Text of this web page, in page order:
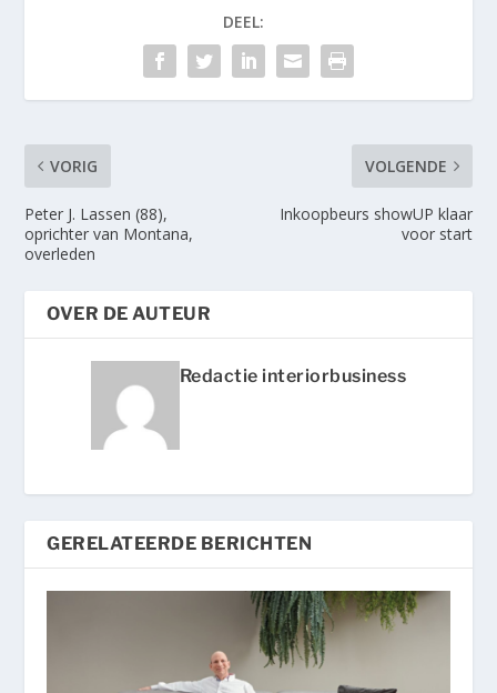
DEEL:
VORIG
Peter J. Lassen (88),
oprichter van Montana,
overleden
VOLGENDE
Inkoopbeurs showUP klaar
voor start
OVER DE AUTEUR
Redactie interiorbusiness
GERELATEERDE BERICHTEN